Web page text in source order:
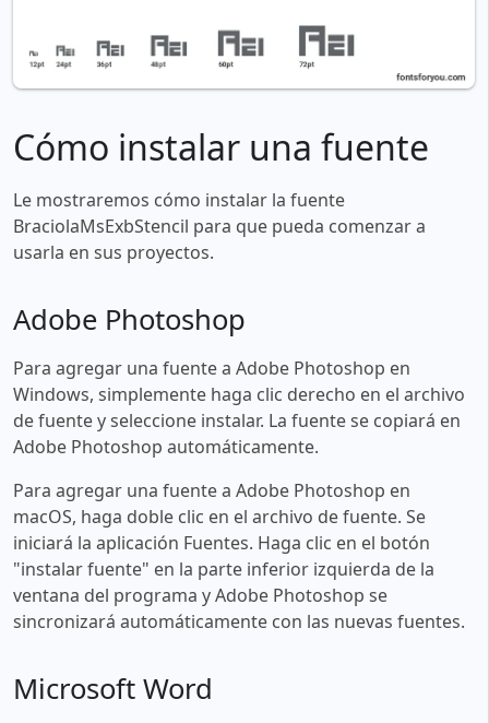
Cómo instalar una fuente
Le mostraremos cómo instalar la fuente
BraciolaMsExbStencil para que pueda comenzar a
usarla en sus proyectos.
Adobe Photoshop
Para agregar una fuente a Adobe Photoshop en
Windows, simplemente haga clic derecho en el archivo
de fuente y seleccione instalar. La fuente se copiará en
Adobe Photoshop automáticamente.
Para agregar una fuente a Adobe Photoshop en
macOS, haga doble clic en el archivo de fuente. Se
iniciará la aplicación Fuentes. Haga clic en el botón
"instalar fuente" en la parte inferior izquierda de la
ventana del programa y Adobe Photoshop se
sincronizará automáticamente con las nuevas fuentes.
Microsoft Word